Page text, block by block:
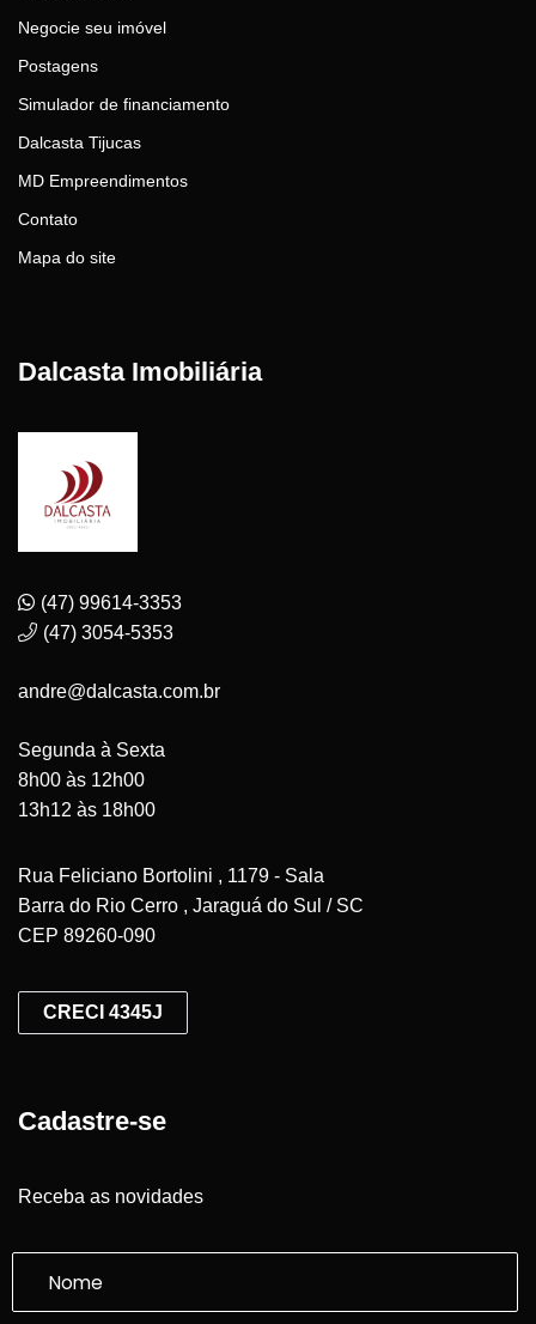
Negocie seu imóvel
Postagens
Simulador de financiamento
Dalcasta Tijucas
MD Empreendimentos
Contato
Mapa do site
Dalcasta Imobiliária
(47) 99614-3353
(47) 3054-5353
andre@dalcasta.com.br
Segunda à Sexta
8h00 às 12h00
13h12 às 18h00
Rua Feliciano Bortolini , 1179 - Sala
Barra do Rio Cerro , Jaraguá do Sul / SC
CEP 89260-090
CRECI 4345J
Cadastre-se
Receba as novidades